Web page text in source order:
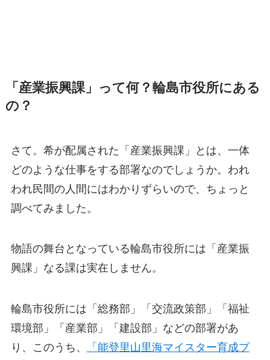
「産業振興課」って何？輪島市役所にある
の？
さて。希が配属された「産業振興課」とは、一体
どのような仕事をする部署なのでしょうか。われ
われ民間の人間にはわかりずらいので、ちょっと
調べてみました。
物語の舞台となっている輪島市役所には「産業振
興課」なる課は実在しません。
輪島市役所には「総務部」「交流政策部」「福祉
環境部」「産業部」「建設部」などの部署があ
り、このうち、
「能登里山里海マイスター育成プ